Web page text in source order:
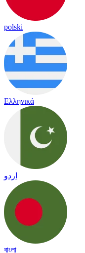
polski
Ελληνικά
اردو
বাংলা